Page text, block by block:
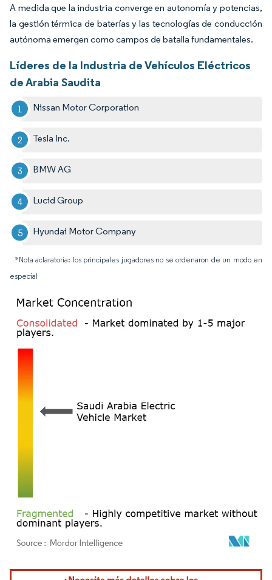
A medida que la industria converge en autonomía y potencias,
la gestión térmica de baterías y las tecnologías de conducción
autónoma emergen como campos de batalla fundamentales.
Líderes de la Industria de Vehículos Eléctricos
de Arabia Saudita
Nissan Motor Corporation
Tesla Inc.
BMW AG
Lucid Group
Hyundai Motor Company
*Nota aclaratoria: los principales jugadores no se ordenaron de un modo en
especial
Imagen © Mordor Intelligence. El uso requiere atribución según CC BY 4.0.